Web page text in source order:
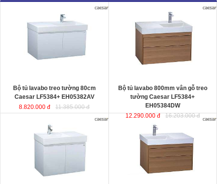
Caesar LF5384+ EH05382AV
thiết kế đầy cảm hứng và sáng tạo
theo phong cách tối giản hiện đại.
không gian phòng tắm.
Bộ tủ lavabo treo tường 80cm
Caesar LF5384+ EH05382AV
8.820.000 đ
11.385.000 đ
Bộ tủ lavabo 800mm vân gỗ treo
tường Caesar LF5384+
EH05384DW
được thiết kế đầy cảm
hứng và sáng tạo theo phong cách
tối giản hiện đại. Thể hiện chất
lượng thẩm mỹ của không gian
phòng tắm.
Bộ tủ lavabo 800mm vân gỗ treo
tường Caesar LF5384+
EH05384DW
12.290.000 đ
16.203.000 đ
Bộ tủ lavabo treo tường màu trắng
Caesar LF5382- EH05382AV
thiết kế đầy cảm hứng và sáng tạo
theo phong cách tối giản hiện đại.
: 500x800x100 mm.
Caesar LF5382-
EH05382DWV đ
ược thiết kế đầy
cảm hứng và sáng tạo theo phong
cách tối giản hiện đại. Thể hiện chất
lượng thẩm mỹ của không gian